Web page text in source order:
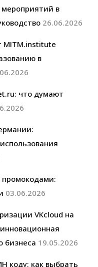
в
26.06.2026
MITM.institute
в
что думают
промокодами:
03.06.2026
VKcloud на
бизнеса 19.05.2026
коду: как выбрать